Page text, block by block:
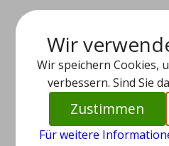
Bernstein mit eingesc
hlossenem Insekt
EUR 159,95
Ansehen
Wir
Wir speichern Cookies,
verbessern. Sind Sie
Zustimmen
Für weitere